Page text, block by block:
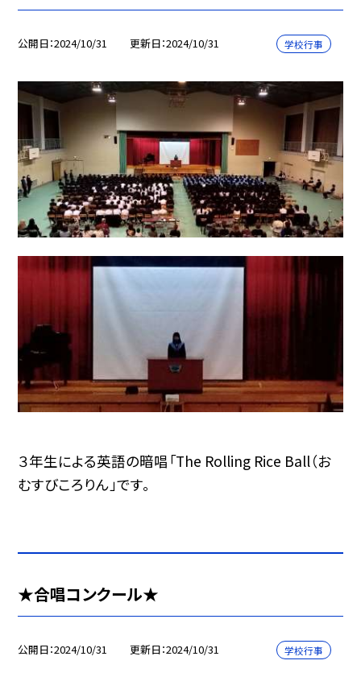
公開日 2024/10/31 更新日 2024/10/31 学校行事
３年生による英語の暗唱「The Rolling Rice Ball（お
むすびころりん」です。
★合唱コンクール★
公開日 2024/10/31 更新日 2024/10/31 学校行事